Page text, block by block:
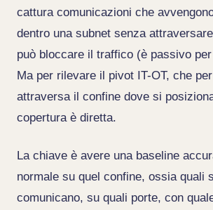
cattura comunicazioni che
dentro una subnet senza
può bloccare il traffico (è passivo
Ma per rilevare il pivot IT-OT, che
attraversa il confine dove si
copertura è diretta.
La chiave è avere una baseline
normale su quel confine, ossia quali
comunicano, su quali porte, con